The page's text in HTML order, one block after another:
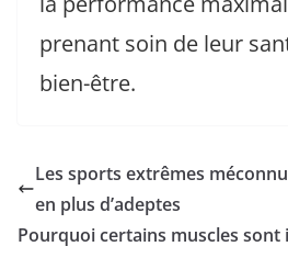
prenant soin de leur
bien-être.
Les sports extrêmes
en plus d’adeptes
Pourquoi certains muscles